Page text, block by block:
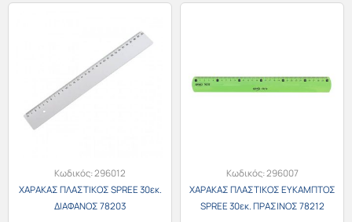
Κωδικός:296012
ΧΑΡΑΚΑΣ ΠΛΑΣΤΙΚΟΣ SPREE 30εκ.
ΔΙΑΦΑΝΟΣ 78203
Κωδικός:296007
ΧΑΡΑΚΑΣ ΠΛΑΣΤΙΚΟΣ ΕΥΚΑΜΠΤΟΣ
SPREE 30εκ. ΠΡΑΣΙΝΟΣ 78212